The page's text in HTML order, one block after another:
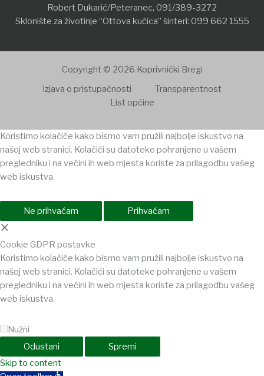
Robert Dukarić/Peteranec, 091/389-3272
Sklonište za životinje “Ottova kućica” šinteri: 099 662 1555
Copyright © 2026 Koprivnički Bregi
Izjava o pristupačnosti
Transparentnost
List općine
Koristimo kolačiće kako bismo vam pružili najbolje iskustvo na
našoj web stranici. Kolačići su datoteke pohranjene u vašem
pregledniku i na većini ih web mjesta koriste za prilagodbu vašeg
web iskustva.
Ne prihvaćam Prihvaćam
×
Cookie GDPR postavke
Koristimo kolačiće kako bismo vam pružili najbolje iskustvo na
našoj web stranici. Kolačići su datoteke pohranjene u vašem
pregledniku i na većini ih web mjesta koriste za prilagodbu vašeg
web iskustva.
Nužni
Odustani
Spremi
Holiganbet
Skip to content